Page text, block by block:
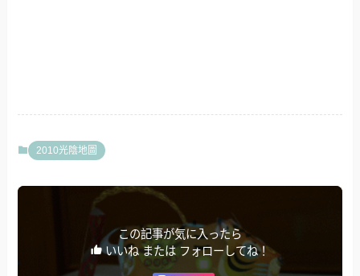
2010光陰地圖
この記事が気に入ったら
いいね または フォローしてね！